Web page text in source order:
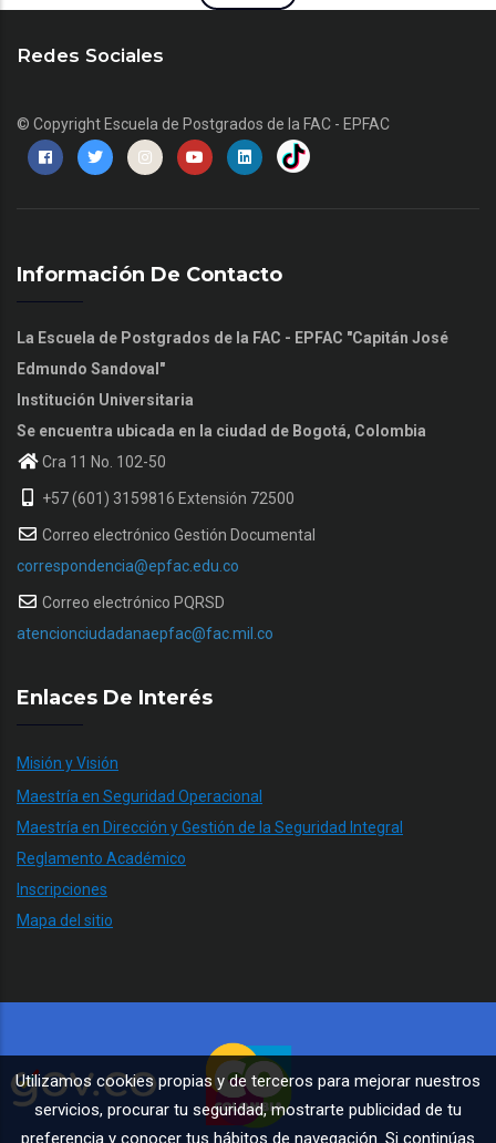
Redes Sociales
© Copyright Escuela de Postgrados de la FAC - EPFAC
Información De Contacto
La Escuela de Postgrados de la FAC - EPFAC "Capitán José
Edmundo Sandoval"
Institución Universitaria
Se encuentra ubicada en la ciudad de Bogotá, Colombia
Cra 11 No. 102-50
+57 (601) 3159816 Extensión 72500
Correo electrónico Gestión Documental
correspondencia@epfac.edu.co
Correo electrónico PQRSD
atencionciudadanaepfac@fac.mil.co
Enlaces De Interés
Misión y Visión
Maestría en Seguridad Operacional
Maestría en Dirección y Gestión de la Seguridad Integral
Reglamento Académico
Inscripciones
Mapa del sitio
Utilizamos cookies propias y de terceros para mejorar nuestros
servicios, procurar tu seguridad, mostrarte publicidad de tu
preferencia y conocer tus hábitos de navegación. Si continúas